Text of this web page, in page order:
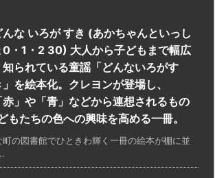
んな いろが すき (あかちゃんといっし
0・1・2 30) 大人から子どもまで幅広
知られている童謡「どんないろがす
」を絵本化。クレヨンが登場し、
赤」や「青」などから連想されるもの
もたちの色への興味を高める一冊。
の図書館でひときわ輝く一冊の絵本が棚に並